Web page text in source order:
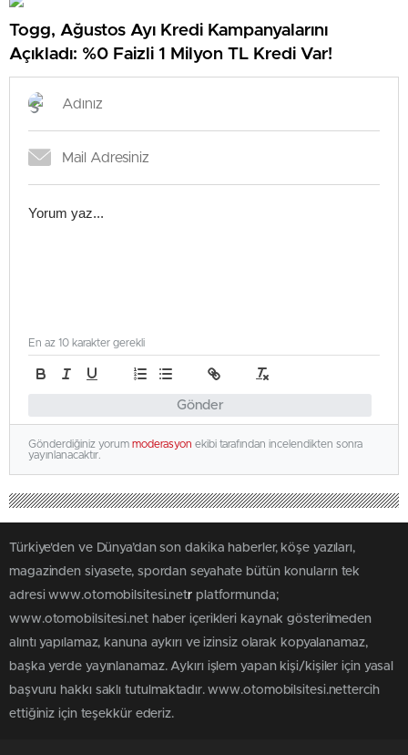
Togg, Ağustos Ayı Kredi Kampanyalarını
Açıkladı: %0 Faizli 1 Milyon TL Kredi Var!
Gönder
En az 10 karakter gerekli
Gönderdiğiniz yorum moderasyon ekibi tarafından incelendikten sonra
yayınlanacaktır.
Türkiye'den ve Dünya’dan son dakika haberler, köşe yazıları,
magazinden siyasete, spordan seyahate bütün konuların tek
adresi www.otomobilsitesi.netr platformunda;
www.otomobilsitesi.net haber içerikleri kaynak gösterilmeden
alıntı yapılamaz, kanuna aykırı ve izinsiz olarak kopyalanamaz,
başka yerde yayınlanamaz. Aykırı işlem yapan kişi/kişiler için yasal
başvuru hakkı saklı tutulmaktadır. www.otomobilsitesi.nettercih
ettiğiniz için teşekkür ederiz.